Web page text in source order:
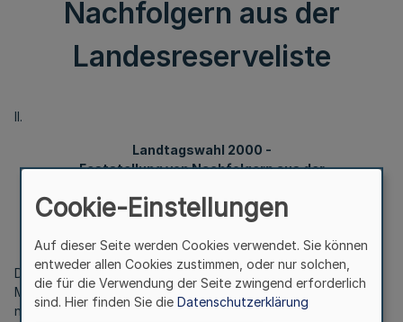
Nachfolgern aus der
Landesreserveliste
II.
Landtagswahl 2000 -
Feststellung von Nachfolgern aus der
Bek. d. Landeswahlleiterin v. 5. November 2002
- 11/20-11.00.23
Die Landtagsabgeordneten Gerhard Wächter und Laurenz
Meyer haben ihre Mandate mit Ablauf des 31. Oktober 2002
niedergelegt.
Cookie-Einstellungen
Auf dieser Seite werden Cookies verwendet. Sie können
entweder allen Cookies zustimmen, oder nur solchen,
die für die Verwendung der Seite zwingend erforderlich
sind. Hier finden Sie die Datenschutzerklärung